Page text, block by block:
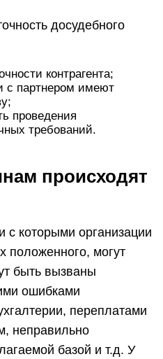
досудебного
контрагента;
с партнером имеют
проведения
требований.
происходят
с которыми организации
положенного, могут
быть вызваны
ошибками
переплатами
неправильно
базой и т.д. У